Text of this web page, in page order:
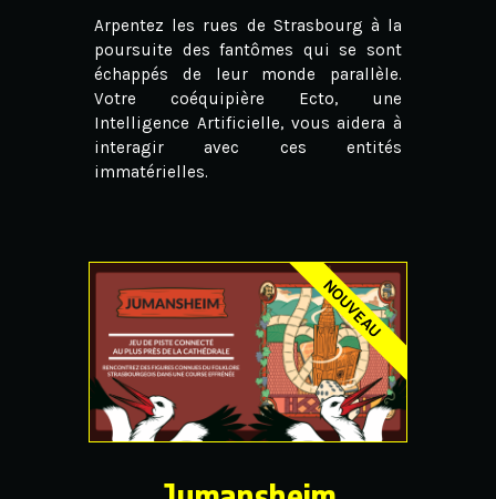
Arpentez les rues de Strasbourg à la
poursuite des fantômes qui se sont
échappés de leur monde parallèle.
Votre coéquipière Ecto, une
Intelligence Artificielle, vous aidera à
interagir avec ces entités
immatérielles.